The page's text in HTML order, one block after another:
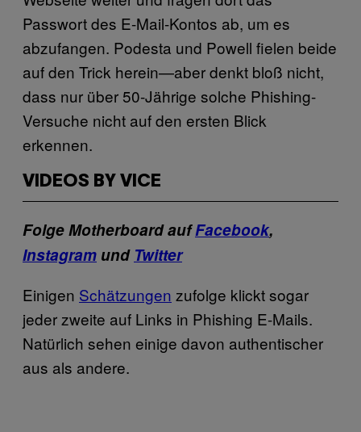
Passwort des E-Mail-Kontos ab, um es
abzufangen. Podesta und Powell fielen beide
auf den Trick herein—aber denkt bloß nicht,
dass nur über 50-Jährige solche Phishing-
Versuche nicht auf den ersten Blick
erkennen.
VIDEOS BY VICE
Folge Motherboard aufFacebook,
Instagram und Twitter
Einigen Schätzungen zufolge klickt sogar
jeder zweite auf Links in Phishing E-Mails.
Natürlich sehen einige davon authentischer
aus als andere.